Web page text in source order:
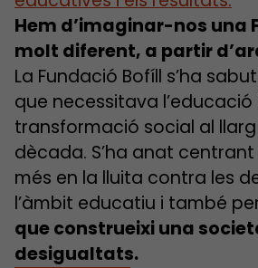
Hem d’imaginar-nos una
molt diferent, a partir
La Fundació Bofíll s’ha
que necessitava l’educació
transformació social al llarg
dècada. S’ha anat
més en la lluita contra les
l’àmbit educatiu i també
que construeixi una
desigualtats.